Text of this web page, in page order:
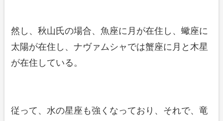
然し、秋山氏の場合、魚座に月が在住し、蠍座に
太陽が在住し、ナヴァムシャでは蟹座に月と木星
が在住している。
従って、水の星座も強くなっており、それで、竜